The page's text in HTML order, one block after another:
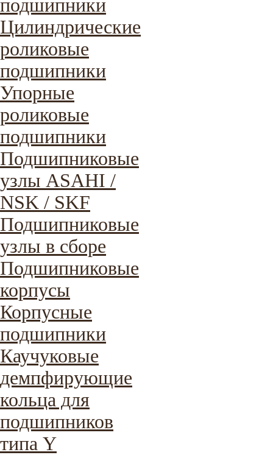
подшипники
Цилиндрические
роликовые
подшипники
Упорные
роликовые
подшипники
Подшипниковые
узлы ASAHI /
NSK / SKF
Подшипниковые
узлы в сборе
Подшипниковые
корпусы
Корпусные
подшипники
Каучуковые
демпфирующие
кольца для
подшипников
типа Y